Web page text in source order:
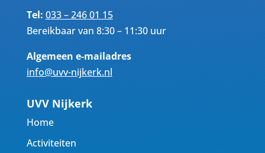
Tel:033 – 246 01 15
Bereikbaar van 8:30 – 11:30 uur
Algemeen e-mailadres
info@uvv-nijkerk.nl
UVV Nijkerk
Home
Activiteiten